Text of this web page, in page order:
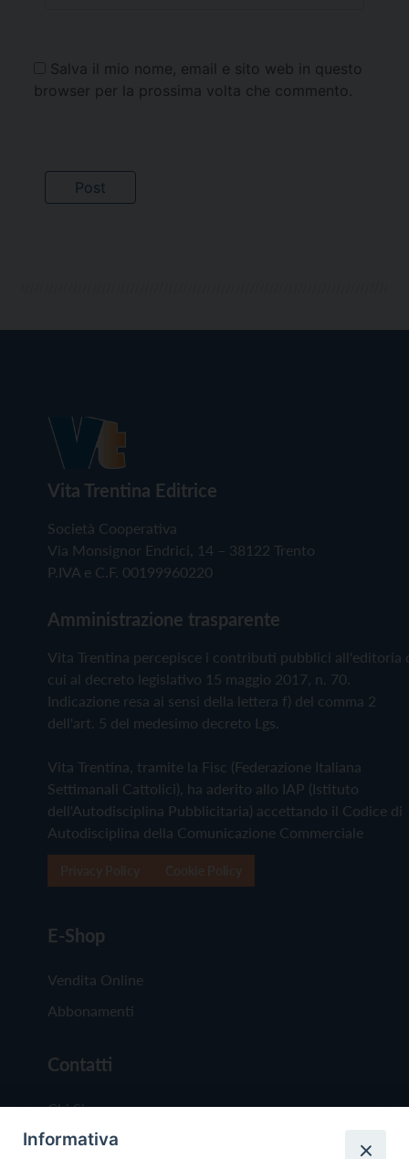
Salva il mio nome, email e sito web in questo
browser per la prossima volta che commento.
Vita Trentina Editrice
Società Cooperativa
Via Monsignor Endrici, 14 – 38122 Trento
P.IVA e C.F. 00199960220
Amministrazione trasparente
Vita Trentina percepisce i contributi pubblici all'editoria
cui al decreto legislativo 15 maggio 2017, n. 70.
Indicazione resa ai sensi della lettera f) del comma 2
dell'art. 5 del medesimo decreto Lgs.
Vita Trentina, tramite la Fisc (Federazione Italiana
Settimanali Cattolici), ha aderito allo IAP (Istituto
dell'Autodisciplina Pubblicitaria) accettando il Codice di
Autodisciplina della Comunicazione Commerciale
E-Shop
Vendita Online
Abbonamenti
Contatti
Chi Siamo
Redazione
Informativa